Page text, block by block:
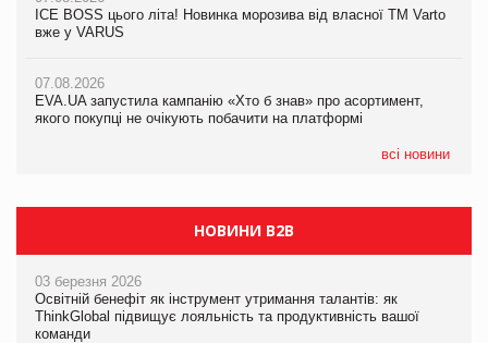
ICE BOSS цього літа! Новинка морозива від власної ТМ Varto
вже у VARUS
07.08.2026
EVA.UA запустила кампанію «Хто б знав» про асортимент,
якого покупці не очікують побачити на платформі
всі новини
НОВИНИ B2B
03 березня 2026
Освітній бенефіт як інструмент утримання талантів: як
ThinkGlobal підвищує лояльність та продуктивність вашої
команди